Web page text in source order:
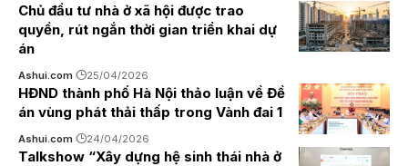
Chủ đầu tư nhà ở xã hội được trao
quyền, rút ngắn thời gian triển khai dự
án
Ashui.com 25/04/2026
HĐND thành phố Hà Nội thảo luận về Đề
án vùng phát thải thấp trong Vành đai 1
Ashui.com 24/04/2026
Talkshow “Xây dựng hệ sinh thái nhà ở